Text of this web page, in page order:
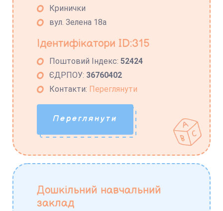
Кринички
вул. Зелена 18а
Ідентифікатори ID:315
Поштовий Індекс:52424
ЄДРПОУ: 36760402
Контакти: Переглянути
Переглянути
Дошкільний навчальний
заклад